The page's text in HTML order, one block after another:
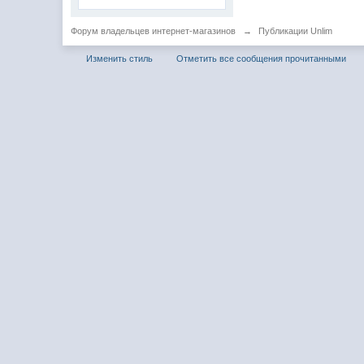
Форум владельцев интернет-магазинов → Публикации Unlim
Изменить стиль Отметить все сообщения прочитанными